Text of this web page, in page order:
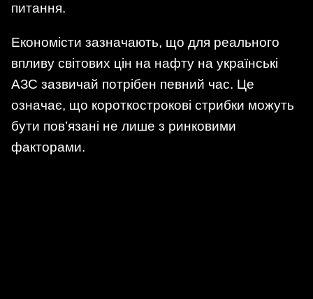
питання.
Економісти зазначають, що для реального
впливу світових цін на нафту на українські
АЗС зазвичай потрібен певний час. Це
означає, що короткострокові стрибки можуть
бути пов’язані не лише з ринковими
факторами.